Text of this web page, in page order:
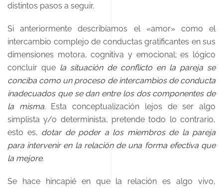
distintos pasos a seguir.
Si anteriormente describíamos el «amor» como el
intercambio complejo de conductas gratificantes en sus
dimensiones motora, cognitiva y emocional; es lógico
concluir que la situación de conflicto en la pareja se
conciba como un proceso de intercambios de conducta
inadecuados que se dan entre los dos componentes de
la misma.Esta conceptualización lejos de ser algo
simplista y/o determinista, pretende todo lo contrario,
esto es, dotar de poder a los miembros de la pareja
para intervenir en la relación de una forma efectiva que
la mejore.
Se hace hincapié en que la relación es algo vivo,